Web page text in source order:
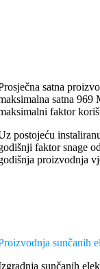
satna
satna
faktor
postojeću
faktor snage
proizvodnja
sunčanih
sunčanih